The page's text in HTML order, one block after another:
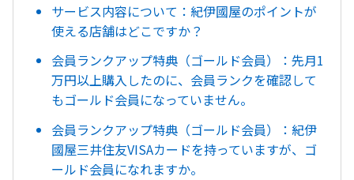
サービス内容について：紀伊國屋のポイントが
使える店舗はどこですか？
会員ランクアップ特典（ゴールド会員）：先月1
万円以上購入したのに、会員ランクを確認して
もゴールド会員になっていません。
会員ランクアップ特典（ゴールド会員）：紀伊
國屋三井住友VISAカードを持っていますが、ゴ
ールド会員になれますか。